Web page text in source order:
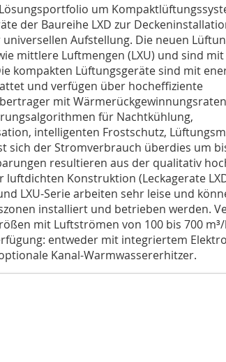
um
der Baureihe LXD zur
universellen Auf­stellung. Die neuen
mittlere Luftmengen (LXU) und sind
kompakten Lüftungsgeräte sind mit
und verfügen über hocheffiziente
mit
für Nachtkühlung,
intelligenten Frostschutz,
sich der Stromverbrauch überdies um
resultieren aus der qualitativ
Konstruktion (Leckagerate LXD
LXU-Serie arbeiten sehr leise und
installiert und betrieben werden.
mit Luft­strömen von 100 bis 700
entweder mit ­integriertem
Kanal-Warmwassererhitzer.